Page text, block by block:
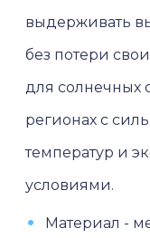
выдерживать
без потери
для солнечных
регионах с
температур и
условиями.
Материал -